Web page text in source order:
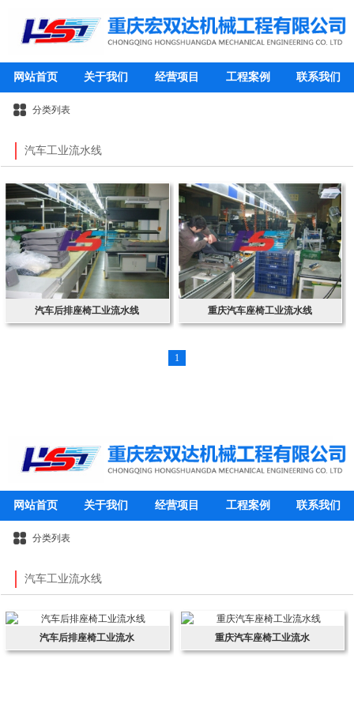
网站首页 关于我们 经营项目 工程案例 联系我们
分类列表
汽车工业流水线
汽车后排座椅工业流水线 重庆汽车座椅工业流水线
1
网站首页 关于我们 经营项目 工程案例 联系我们
分类列表
汽车工业流水线
汽车后排座椅工业流水 重庆汽车座椅工业流水